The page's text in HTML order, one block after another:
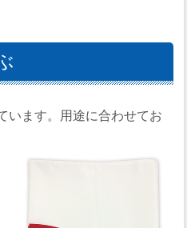
います。用途に合わせてお